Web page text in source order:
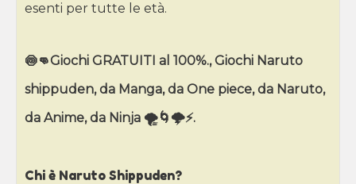
esenti per tutte le età.
🍥👊Giochi GRATUITI al 100%., Giochi Naruto
shippuden, da Manga, da One piece, da Naruto,
da Anime, da Ninja 🌪️🌀🌩️⚡.
Chi è Naruto Shippuden?